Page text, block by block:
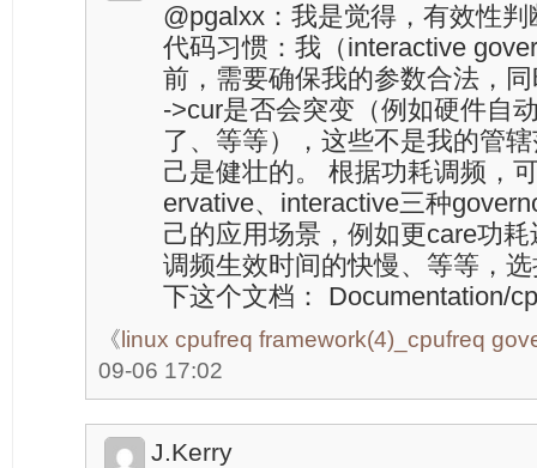
@pgalxx：我是觉得，有效性
代码习惯：我（interactive
前，需要确保我的参数合法，同
->cur是否会突变（例如硬件自
了、等等），这些不是我的管
己是健壮的。 根据功耗调频，
ervative、interactive三种
己的应用场景，例如更care功
调频生效时间的快慢、等等，
下这个文档： Documentation/
《 linux cpufreq framework(4)_cpufreq
09-06 17:02
J.Kerry